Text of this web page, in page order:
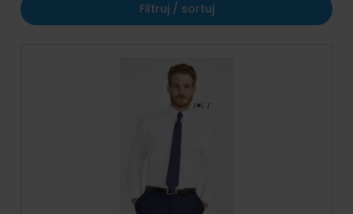
Filtruj / sortuj